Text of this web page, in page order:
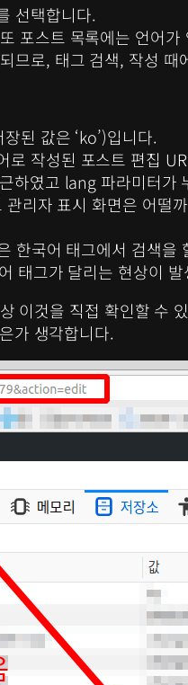
선택합니다.
포스트 목록에는 언어
므로, 태그 검색, 작성
된 값은 ‘ko’)입니다.
작성된 포스트 편집
하였고 lang 파라미터가
리자 표시 화면은 어떨
한국어 태그에서 검색을
태그가 달리는 현상이 발
이것을 직접 확인할 수
가 생각합니다.